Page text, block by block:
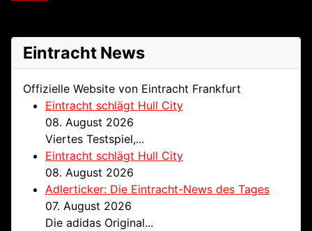
Eintracht News
Offizielle Website von Eintracht Frankfurt
Eintracht schlägt Hull City
08. August 2026
Viertes Testspiel,...
Eintracht schlägt Hull City
08. August 2026
Adlerticker: Die Eintracht-News des Tages
07. August 2026
Die adidas Original...